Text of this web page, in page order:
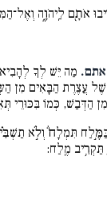
אֹתָ֖ם לַֽיהֹוָ֑ה
אתם. מַה יֵּשׁ לְךָ
עֲצֶרֶת הַבָּאִים מִן
הַדְּבַשׁ, כְּמוֹ בִּכּוּרֵי
בַּמֶּ֣לַח תִּמְלָח֒ וְלֹ֣א
מֶֽלַח: